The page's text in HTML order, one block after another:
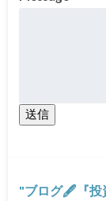
送信
ブログ🖋『投